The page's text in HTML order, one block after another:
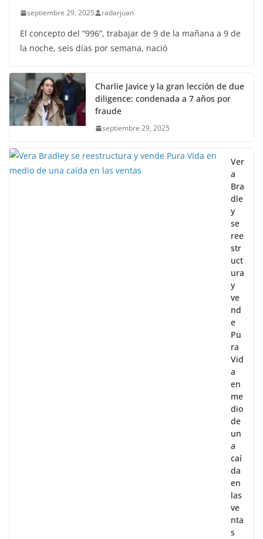
septiembre 29, 2025 radarjuan
El concepto del “996”, trabajar de 9 de la mañana a 9 de
la noche, seis días por semana, nació
Charlie Javice y la gran lección de due
diligence: condenada a 7 años por
fraude
septiembre 29, 2025
Ver
a
Bra
dle
y
se
ree
str
uct
ura
y
ve
nd
e
Pu
ra
Vid
a
en
me
dio
de
un
a
caí
da
en
las
ve
nta
s